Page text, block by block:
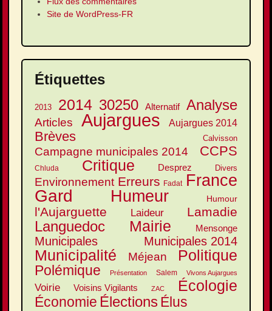
Site de WordPress-FR
Étiquettes
2013 2014 30250 Alternatif Analyse
Articles Aujargues Aujargues 2014
Brèves Calvisson
Campagne municipales 2014 CCPS
Chluda Critique Desprez Divers
Environnement Erreurs Fadat France
Gard Humeur Humour
l'Aujarguette Laideur Lamadie
Languedoc Mairie Mensonge
Municipales Municipales 2014
Municipalité Méjean Politique
Polémique Présentation Salem Vivons Aujargues
Voirie Voisins Vigilants ZAC Écologie
Économie ÉlectionsÉlus